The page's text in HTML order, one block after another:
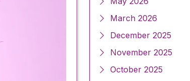
March 2026
December 2025
November 2025
October 2025